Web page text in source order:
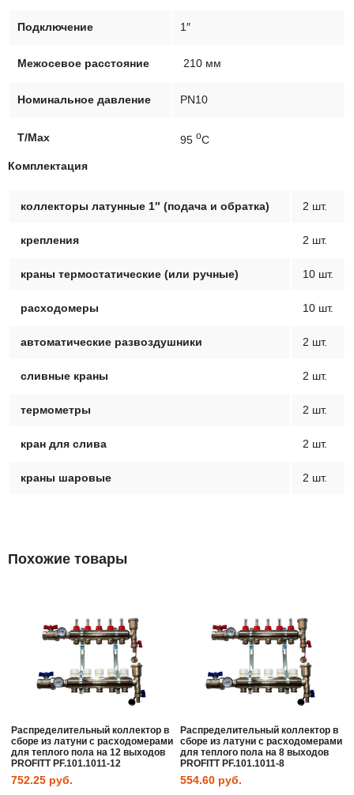
Подключение 1″
Межосевое расстояние 210 мм
Номинальное давление PN10
T/Max 95 оC
Комплектация
коллекторы латунные 1″ (подача и обратка) 2 шт.
крепления 2 шт.
краны термостатические (или ручные) 10 шт.
расходомеры 10 шт.
автоматические развоздушники 2 шт.
сливные краны 2 шт.
термометры 2 шт.
кран для слива 2 шт.
краны шаровые 2 шт.
Похожие товары
Распределительный коллектор в
сборе из латуни с расходомерами
для теплого пола на 12 выходов
PROFITT PF.101.1011-12
752.25 руб.
Распределительный коллектор в
сборе из латуни с расходомерами
для теплого пола на 8 выходов
PROFITT PF.101.1011-8
554.60 руб.